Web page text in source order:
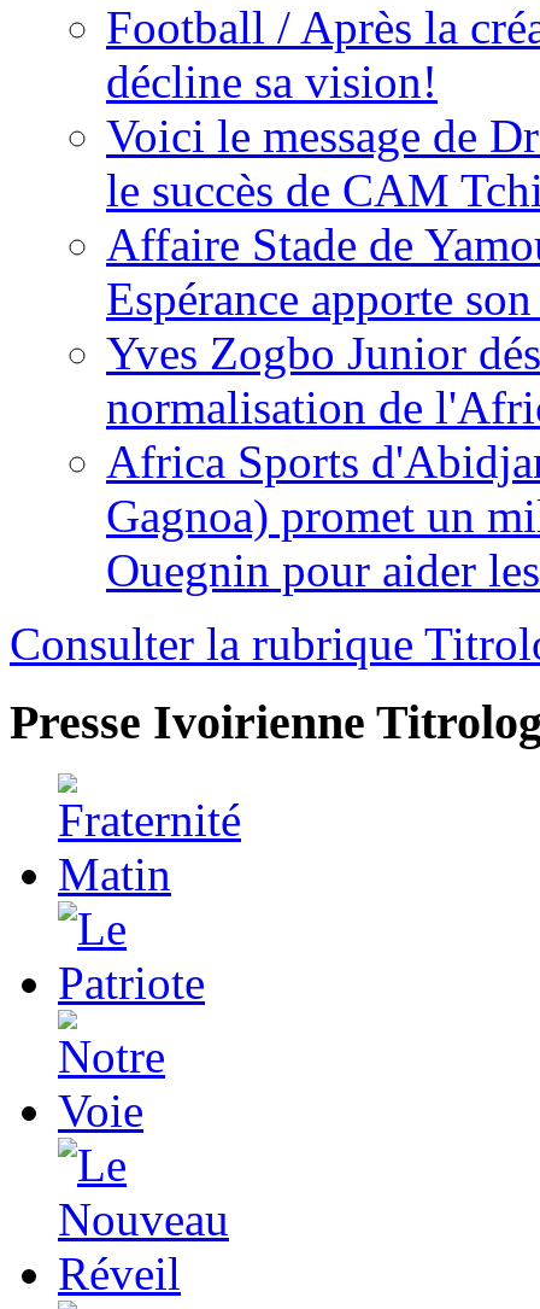
Football / Après la
décline sa vision!
Voici le message de
le succès de CAM
Affaire Stade de
Espérance apporte
Yves Zogbo Junior
normalisation de
Africa Sports
Gagnoa) promet un
Ouegnin pour aider
Consulter la rubrique
Presse Ivoirienne